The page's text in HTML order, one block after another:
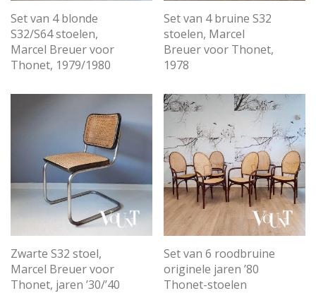
Set van 4 blonde
S32/S64 stoelen,
Marcel Breuer voor
Thonet, 1979/1980
Set van 4 bruine S32
stoelen, Marcel
Breuer voor Thonet,
1978
Zwarte S32 stoel,
Marcel Breuer voor
Thonet, jaren ’30/’40
Set van 6 roodbruine
originele jaren ’80
Thonet-stoelen